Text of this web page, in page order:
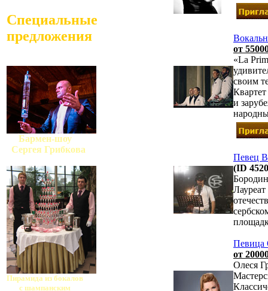
Специальные
предложения
Бармен-шоу
Сергея Грибкова
Пирамида из бокалов
с шампанским
от
«La
своим
и
Певец
(ID
Певица
от
Олеся